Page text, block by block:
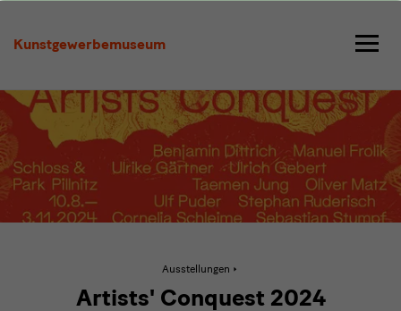
Kunstgewerbemuseum
Conquest
2024
Ausstellungen
Conquest
Artists' Conquest 2024